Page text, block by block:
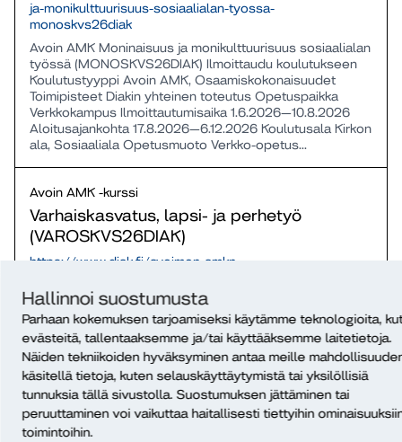
Hallinnoi suostumusta
Parhaan kokemuksen tarjoamiseksi käytämme teknologioita,
evästeitä, tallentaaksemme ja/tai käyttääksemme laitetietoja.
Näiden tekniikoiden hyväksyminen antaa meille
käsitellä tietoja, kuten selauskäyttäytymistä tai yksilöllisiä
tunnuksia tällä sivustolla. Suostumuksen jättäminen tai
peruuttaminen voi vaikuttaa haitallisesti tiettyihin
toimintoihin.
ja-monikulttuurisuus-sosiaalialan-tyossa-
monoskvs26diak
Avoin AMK Moninaisuus ja monikulttuurisuus sosiaalialan
työssä (MONOSKVS26DIAK) Ilmoittaudu koulutukseen
Koulutustyyppi Avoin AMK, Osaamiskokonaisuudet
Toimipisteet Diakin yhteinen toteutus Opetuspaikka
Verkkokampus Ilmoittautumisaika 1.6.2026—10.8.2026
Aloitusajankohta 17.8.2026—6.12.2026 Koulutusala Kirkon
ala, Sosiaaliala Opetusmuoto Verkko-opetus...
Avoin AMK -kurssi
Varhaiskasvatus, lapsi- ja perhetyö
(VAROSKVS26DIAK)
https://www.diak.fi/avoimen-amkn-
varoskvs26diak
Avoin AMK Varhaiskasvatus, lapsi- ja perhetyö
(VAROSKVS26DIAK) Koulutustyyppi Avoin AMK,
Osaamiskokonaisuudet Toimipisteet Diakin yhteinen
toteutus Opetuspaikka Verkkokampus Ilmoittautumisaika
1.6.2026—6.8.2026 Aloitusajankohta 17.8.2026—
6.12.2026 Koulutusala Kirkon ala, Sosiaaliala
Opetusmuoto Verkko-opetus Opetuskieli Suomi
Hakutilanne...